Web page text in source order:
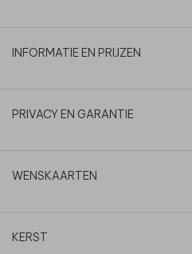
INFORMATIE EN PRIJZEN
PRIVACY EN GARANTIE
WENSKAARTEN
KERST